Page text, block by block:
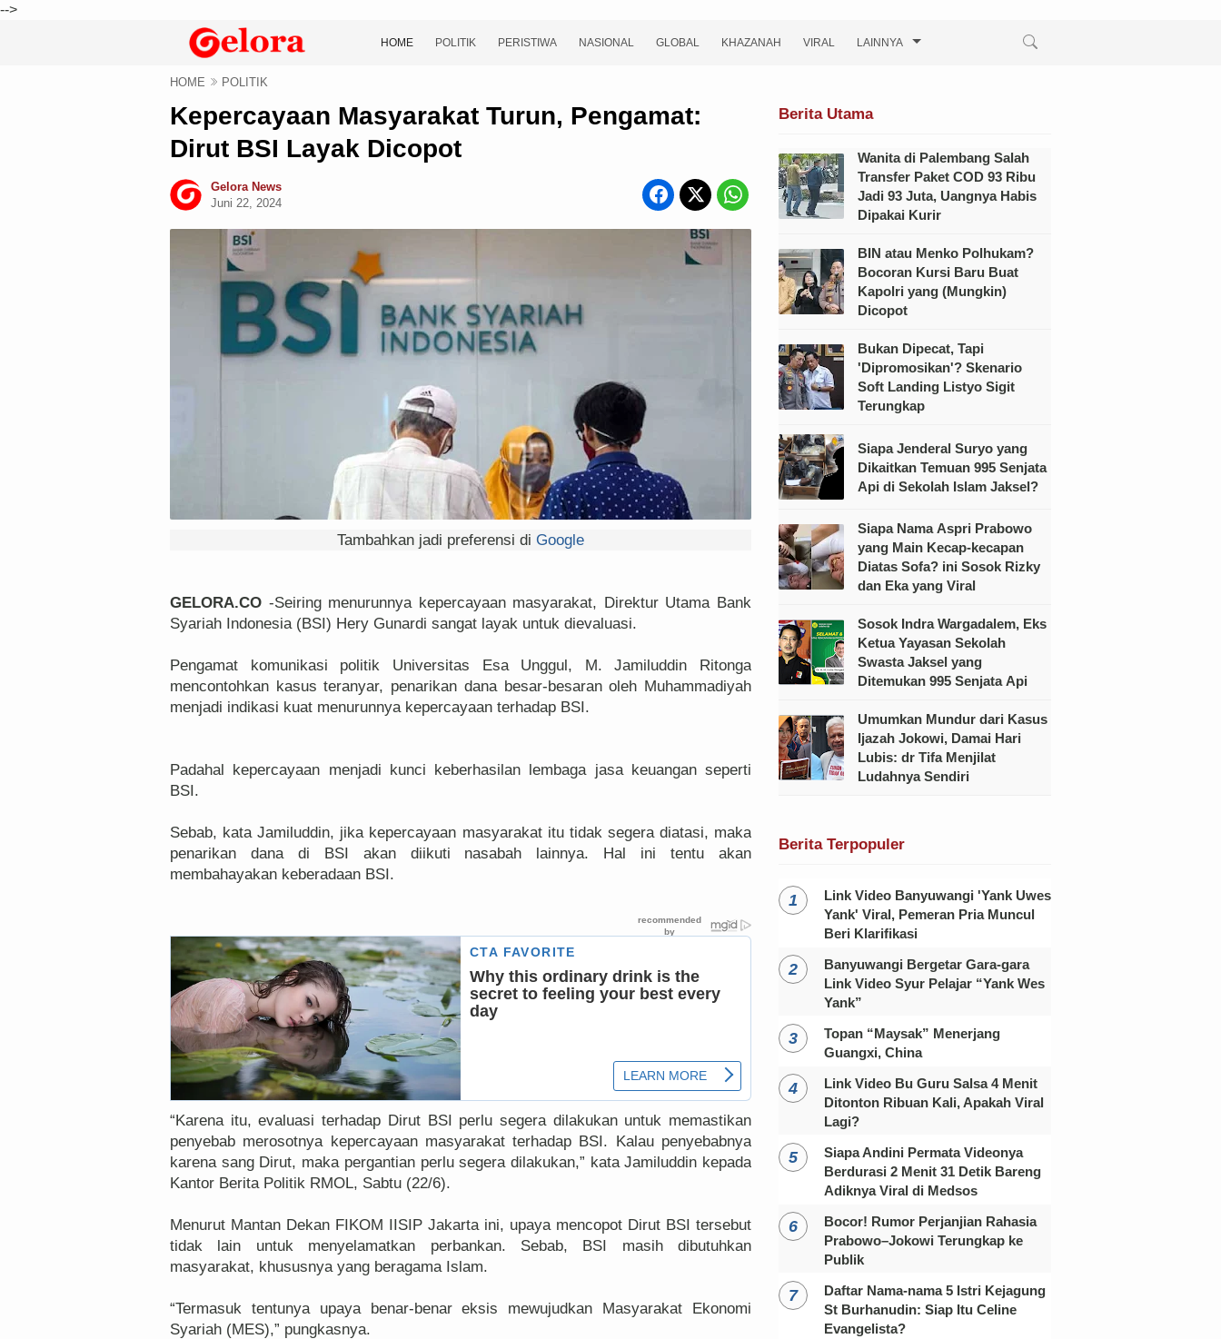
-->
HOME POLITIK PERISTIWA NASIONAL GLOBAL KHAZANAH VIRAL LAINNYA
HOME POLITIK
Kepercayaan Masyarakat Turun, Pengamat:
Dirut BSI Layak Dicopot
Gelora News
Juni 22, 2024
Tambahkan jadi preferensi di Google
GELORA.CO -Seiring menurunnya kepercayaan masyarakat, Direktur Utama Bank
Syariah Indonesia (BSI) Hery Gunardi sangat layak untuk dievaluasi.
Pengamat komunikasi politik Universitas Esa Unggul, M. Jamiluddin Ritonga
mencontohkan kasus teranyar, penarikan dana besar-besaran oleh Muhammadiyah
menjadi indikasi kuat menurunnya kepercayaan terhadap BSI.
Padahal kepercayaan menjadi kunci keberhasilan lembaga jasa keuangan seperti
BSI.
Sebab, kata Jamiluddin, jika kepercayaan masyarakat itu tidak segera diatasi, maka
penarikan dana di BSI akan diikuti nasabah lainnya. Hal ini tentu akan
membahayakan keberadaan BSI.
“Karena itu, evaluasi terhadap Dirut BSI perlu segera dilakukan untuk memastikan
penyebab merosotnya kepercayaan masyarakat terhadap BSI. Kalau penyebabnya
karena sang Dirut, maka pergantian perlu segera dilakukan,” kata Jamiluddin kepada
Kantor Berita Politik RMOL, Sabtu (22/6).
Menurut Mantan Dekan FIKOM IISIP Jakarta ini, upaya mencopot Dirut BSI tersebut
tidak lain untuk menyelamatkan perbankan. Sebab, BSI masih dibutuhkan
masyarakat, khususnya yang beragama Islam.
“Termasuk tentunya upaya benar-benar eksis mewujudkan Masyarakat Ekonomi
Syariah (MES),” pungkasnya.
Berita Utama
Wanita di Palembang Salah
Transfer Paket COD 93 Ribu
Jadi 93 Juta, Uangnya Habis
Dipakai Kurir
BIN atau Menko Polhukam?
Bocoran Kursi Baru Buat
Kapolri yang (Mungkin)
Dicopot
Bukan Dipecat, Tapi
'Dipromosikan'? Skenario
Soft Landing Listyo Sigit
Terungkap
Siapa Jenderal Suryo yang
Dikaitkan Temuan 995 Senjata
Api di Sekolah Islam Jaksel?
Siapa Nama Aspri Prabowo
yang Main Kecap-kecapan
Diatas Sofa? ini Sosok Rizky
dan Eka yang Viral
Sosok Indra Wargadalem, Eks
Ketua Yayasan Sekolah
Swasta Jaksel yang
Ditemukan 995 Senjata Api
Umumkan Mundur dari Kasus
Ijazah Jokowi, Damai Hari
Lubis: dr Tifa Menjilat
Ludahnya Sendiri
Berita Terpopuler
Link Video Banyuwangi 'Yank Uwes
Yank' Viral, Pemeran Pria Muncul
Beri Klarifikasi
Banyuwangi Bergetar Gara-gara
Link Video Syur Pelajar “Yank Wes
Yank”
Topan “Maysak” Menerjang
Guangxi, China
Link Video Bu Guru Salsa 4 Menit
Ditonton Ribuan Kali, Apakah Viral
Lagi?
Siapa Andini Permata Videonya
Berdurasi 2 Menit 31 Detik Bareng
Adiknya Viral di Medsos
Bocor! Rumor Perjanjian Rahasia
Prabowo–Jokowi Terungkap ke
Publik
Daftar Nama-nama 5 Istri Kejagung
St Burhanudin: Siap Itu Celine
Evangelista?